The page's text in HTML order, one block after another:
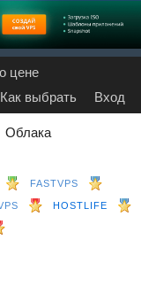
цене
Как выбрать Вход
Облака
FASTVPS
HOSTLIFE